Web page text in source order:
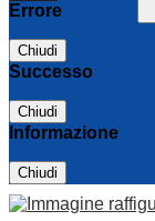
Errore
Chiudi
Successo
Chiudi
Informazione
Chiudi